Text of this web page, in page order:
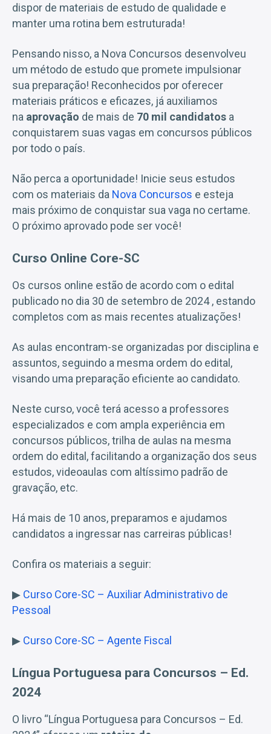
dispor de materiais de estudo de qualidade e
manter uma rotina bem estruturada!
Pensando nisso, a Nova Concursos desenvolveu
um método de estudo que promete impulsionar
sua preparação! Reconhecidos por oferecer
materiais práticos e eficazes, já auxiliamos
na aprovação de mais de 70 mil candidatos a
conquistarem suas vagas em concursos públicos
por todo o país.
Não perca a oportunidade! Inicie seus estudos
com os materiais da Nova Concursos e esteja
mais próximo de conquistar sua vaga no certame.
O próximo aprovado pode ser você!
Curso Online Core-SC
Os cursos online estão de acordo com o edital
publicado no dia 30 de setembro de 2024 , estando
completos com as mais recentes atualizações!
As aulas encontram-se organizadas por disciplina e
assuntos, seguindo a mesma ordem do edital,
visando uma preparação eficiente ao candidato.
Neste curso, você terá acesso a professores
especializados e com ampla experiência em
concursos públicos, trilha de aulas na mesma
ordem do edital, facilitando a organização dos seus
estudos, videoaulas com altíssimo padrão de
gravação, etc.
Há mais de 10 anos, preparamos e ajudamos
candidatos a ingressar nas carreiras públicas!
Confira os materiais a seguir:
▶ Curso Core-SC – Auxiliar Administrativo de
Pessoal
▶ Curso Core-SC – Agente Fiscal
Língua Portuguesa para Concursos – Ed.
2024
O livro “Língua Portuguesa para Concursos – Ed.